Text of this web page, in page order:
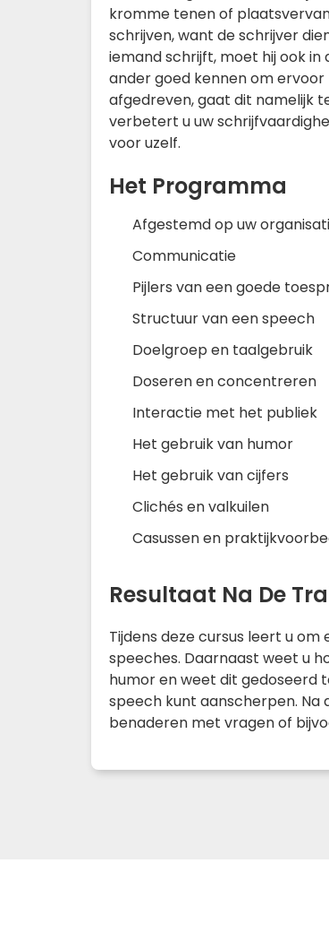
kromme tenen of
schrijven, want de schrijver
iemand schrijft, moet hij ook in
ander goed kennen om
afgedreven, gaat dit namelijk
verbetert u uw
voor uzelf.
Het Programma
Afgestemd op uw
Communicatie
Pijlers van een goede
Structuur van een speech
Doelgroep en taalgebruik
Doseren en concentreren
Interactie met het publiek
Het gebruik van humor
Het gebruik van cijfers
Clichés en valkuilen
Casussen en
Resultaat Na De
Tijdens deze cursus leert u
speeches. Daarnaast weet u
humor en weet dit gedoseerd
speech kunt aanscherpen. Na
benaderen met vragen of